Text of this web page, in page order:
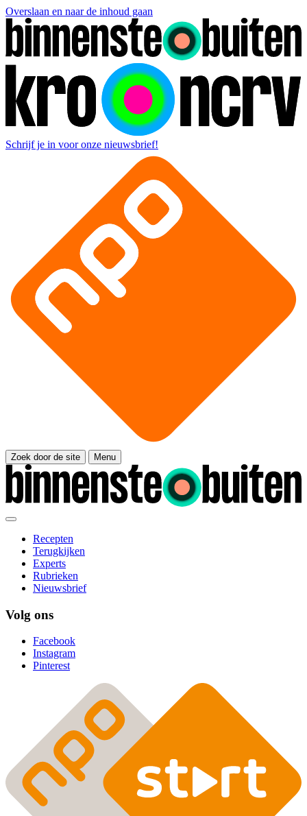
Overslaan en naar de inhoud gaan
Schrijf je in voor onze nieuwsbrief!
Zoek door de site Menu
Recepten
Terugkijken
Experts
Rubrieken
Nieuwsbrief
Volg ons
Facebook
Instagram
Pinterest